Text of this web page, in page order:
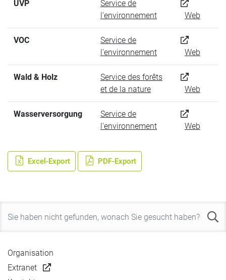
UVP
Service de
l'environnement
Web
VOC
Service de
l'environnement
Web
Wald & Holz
Service des forêts
et de la nature
Web
Wasserversorgung
Service de
l'environnement
Web
Excel-Export PDF-Export
Organisation
Extranet